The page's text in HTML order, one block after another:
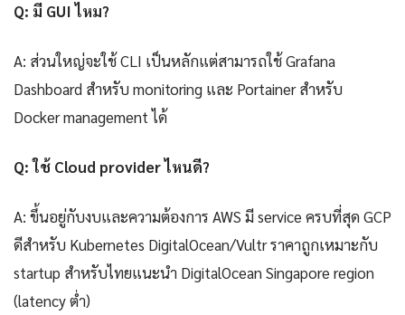
Q: มี GUI ไหม?
A: ส่วนใหญ่จะใช้ CLI เป็นหลักแต่สามารถใช้ Grafana
Dashboard สำหรับ monitoring และ Portainer สำหรับ
Docker management ได้
Q: ใช้ Cloud provider ไหนดี?
A: ขึ้นอยู่กับงบและความต้องการ AWS มี service ครบที่สุด GCP
ดีสำหรับ Kubernetes DigitalOcean/Vultr ราคาถูกเหมาะกับ
startup สำหรับไทยแนะนำ DigitalOcean Singapore region
(latency ต่ำ)